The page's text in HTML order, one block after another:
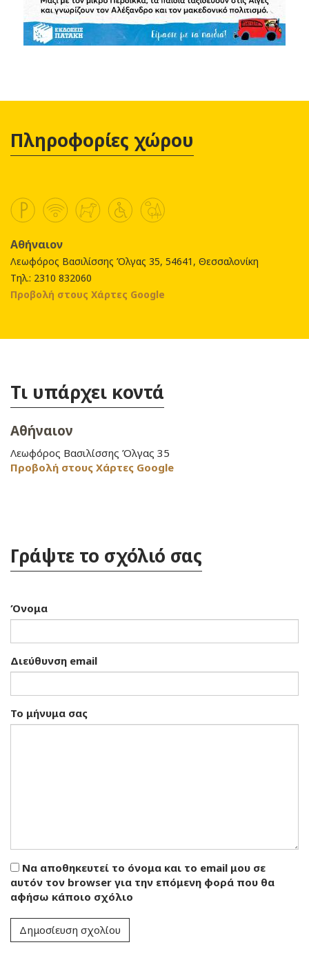
Πληροφορίες χώρου
Αθήναιον
Λεωφόρος Βασιλίσσης Όλγας 35, 54641, Θεσσαλονίκη
Τηλ.: 2310 832060
Προβολή στους Χάρτες Google
Τι υπάρχει κοντά
Αθήναιον
Λεωφόρος Βασιλίσσης Όλγας 35
Προβολή στους Χάρτες Google
Γράψτε το σχόλιό σας
Όνομα
Διεύθυνση email
Το μήνυμα σας
Να αποθηκευτεί το όνομα και το email μου σε
αυτόν τον browser για την επόμενη φορά που θα
αφήσω κάποιο σχόλιο